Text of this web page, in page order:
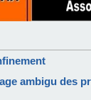
ambigu des